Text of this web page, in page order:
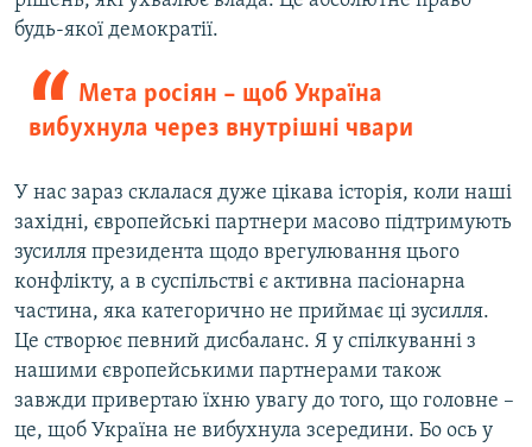
будь-якої демократії.
Мета росіян – щоб Україна
вибухнула через внутрішні чвари
У нас зараз склалася дуже цікава історія, коли наші
західні, європейські партнери масово підтримують
зусилля президента щодо врегулювання цього
конфлікту, а в суспільстві є активна пасіонарна
частина, яка категорично не приймає ці зусилля.
Це створює певний дисбаланс. Я у спілкуванні з
нашими європейськими партнерами також
завжди привертаю їхню увагу до того, що головне –
це, щоб Україна не вибухнула зсередини. Бо ось у